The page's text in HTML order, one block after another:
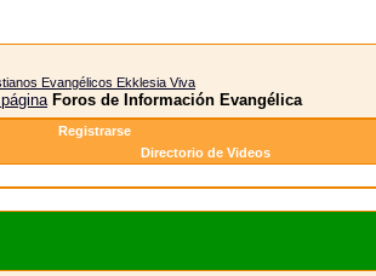
Evangélicos Ekklesia Viva
Foros de Información Evangélica
Registrarse
Directorio de Videos